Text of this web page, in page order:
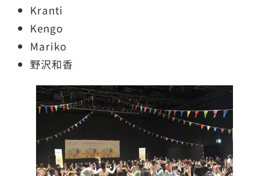
Kranti
Kengo
Mariko
野沢和香